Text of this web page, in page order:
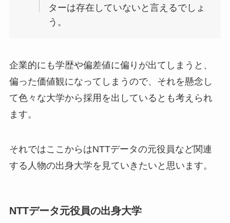
ターは存在していないと言えるでしょ
う。
企業的にも学歴や偏差値に偏りが出てしまうと、
偏った価値観になってしまうので、それを懸念し
て色々な大学から採用を出しているとも考えられ
ます。
それではここからはNTTデータの元役員など関連
する人物の出身大学を見ていきたいと思います。
NTTデータ元役員の出身大学